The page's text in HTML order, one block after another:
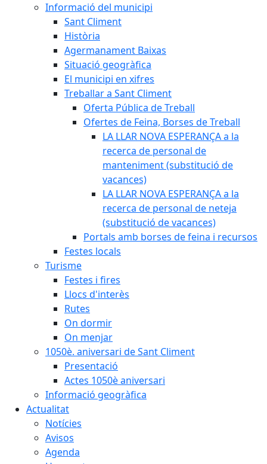
Informació del municipi
Sant Climent
Història
Agermanament Baixas
Situació geogràfica
El municipi en xifres
Treballar a Sant Climent
Oferta Pública de Treball
Ofertes de Feina, Borses de Treball
LA LLAR NOVA ESPERANÇA a la
recerca de personal de
manteniment (substitució de
vacances)
LA LLAR NOVA ESPERANÇA a la
recerca de personal de neteja
(substitució de vacances)
Portals amb borses de feina i recursos
Festes locals
Turisme
Festes i fires
Llocs d'interès
Rutes
On dormir
On menjar
1050è. aniversari de Sant Climent
Presentació
Actes 1050è aniversari
Informació geogràfica
Actualitat
Notícies
Avisos
Agenda